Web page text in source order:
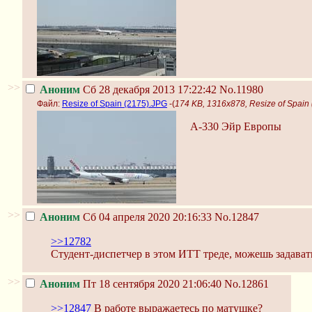
>> Аноним Сб 28 декабря 2013 17:22:42 No.11980
Файл: Resize of Spain (2175).JPG -(174 KB, 1316x878, Resize of Spain
А-330 Эйр Европы
>> Аноним Сб 04 апреля 2020 20:16:33 No.12847
>>12782
Студент-диспетчер в этом ИТТ треде, можешь
>> Аноним Пт 18 сентября 2020 21:06:40 No.12861
>>12847 В работе выражаетесь по матушке?